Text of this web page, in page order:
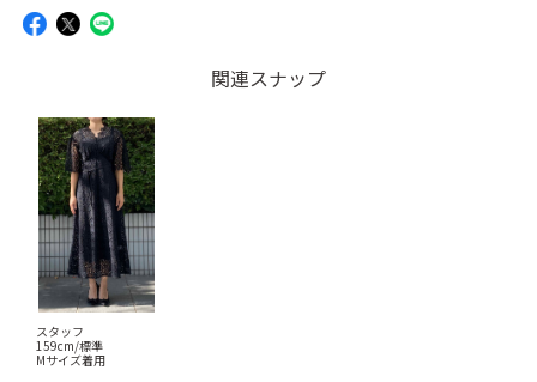
関連スナップ
スタッフ
159cm/標準
Mサイズ着用